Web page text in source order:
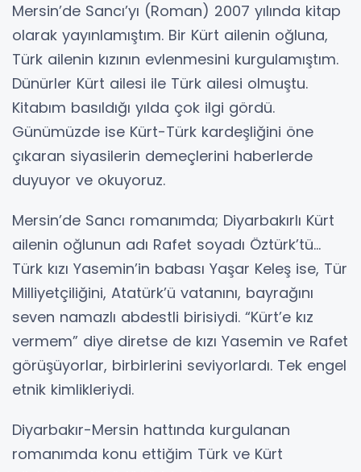
Mersin’de Sancı’yı (Roman) 2007 yılında kitap
olarak yayınlamıştım. Bir Kürt ailenin oğluna,
Türk ailenin kızının evlenmesini kurgulamıştım.
Dünürler Kürt ailesi ile Türk ailesi olmuştu.
Kitabım basıldığı yılda çok ilgi gördü.
Günümüzde ise Kürt-Türk kardeşliğini öne
çıkaran siyasilerin demeçlerini haberlerde
duyuyor ve okuyoruz.
Mersin’de Sancı romanımda; Diyarbakırlı Kürt
ailenin oğlunun adı Rafet soyadı Öztürk’tü…
Türk kızı Yasemin’in babası Yaşar Keleş ise, Tür
Milliyetçiliğini, Atatürk’ü vatanını, bayrağını
seven namazlı abdestli birisiydi. “Kürt’e kız
vermem” diye diretse de kızı Yasemin ve Rafet
görüşüyorlar, birbirlerini seviyorlardı. Tek engel
etnik kimlikleriydi.
Diyarbakır-Mersin hattında kurgulanan
romanımda konu ettiğim Türk ve Kürt